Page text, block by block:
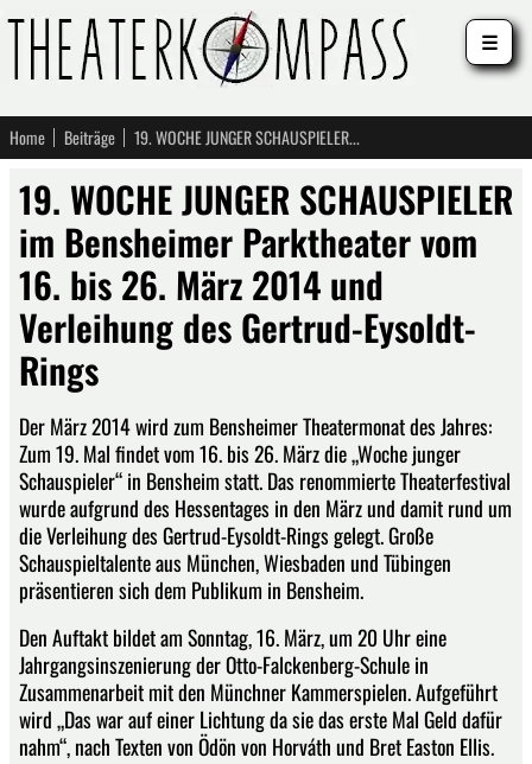
Home Beiträge 19. WOCHE JUNGER SCHAUSPIELER im Bensheimer Parktheater vom 16. bis 26. März 2014 und Verleihung des Gertrud-Eysoldt-Rings
19. WOCHE JUNGER SCHAUSPIELER
im Bensheimer Parktheater vom
16. bis 26. März 2014 und
Verleihung des Gertrud-Eysoldt-
Rings
Der März 2014 wird zum Bensheimer Theatermonat des Jahres:
Zum 19. Mal findet vom 16. bis 26. März die „Woche junger
Schauspieler“ in Bensheim statt. Das renommierte Theaterfestival
wurde aufgrund des Hessentages in den März und damit rund um
die Verleihung des Gertrud-Eysoldt-Rings gelegt. Große
Schauspieltalente aus München, Wiesbaden und Tübingen
präsentieren sich dem Publikum in Bensheim.
Den Auftakt bildet am Sonntag, 16. März, um 20 Uhr eine
Jahrgangsinszenierung der Otto-Falckenberg-Schule in
Zusammenarbeit mit den Münchner Kammerspielen. Aufgeführt
wird „Das war auf einer Lichtung da sie das erste Mal Geld dafür
nahm“, nach Texten von Ödön von Horváth und Bret Easton Ellis.
☰